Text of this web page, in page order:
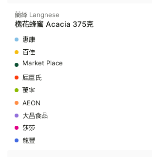
蘭絲 Langnese
槐花蜂蜜 Acacia 375克